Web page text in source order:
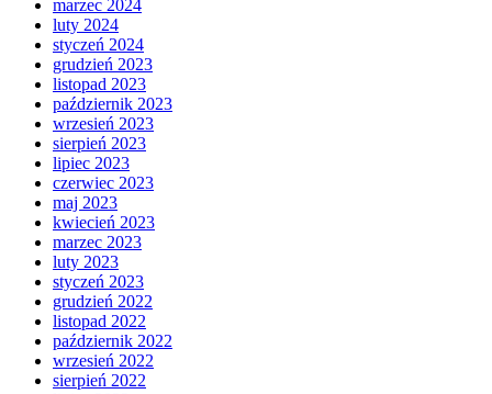
marzec 2024
luty 2024
styczeń 2024
grudzień 2023
listopad 2023
październik 2023
wrzesień 2023
sierpień 2023
lipiec 2023
czerwiec 2023
maj 2023
kwiecień 2023
marzec 2023
luty 2023
styczeń 2023
grudzień 2022
listopad 2022
październik 2022
wrzesień 2022
sierpień 2022